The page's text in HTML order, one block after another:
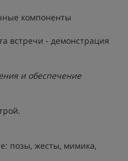
компоненты
- демонстрация
и обеспечение
жесты, мимика,